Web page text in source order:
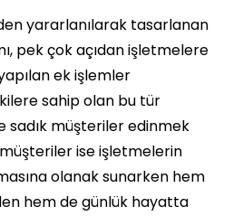
yararlanılarak tasarlanan
pek çok açıdan işletmelere
ek işlemler
sahip olan bu tür
sadık müşteriler edinmek
müşteriler ise işletmelerin
olanak sunarken hem
hem de günlük hayatta